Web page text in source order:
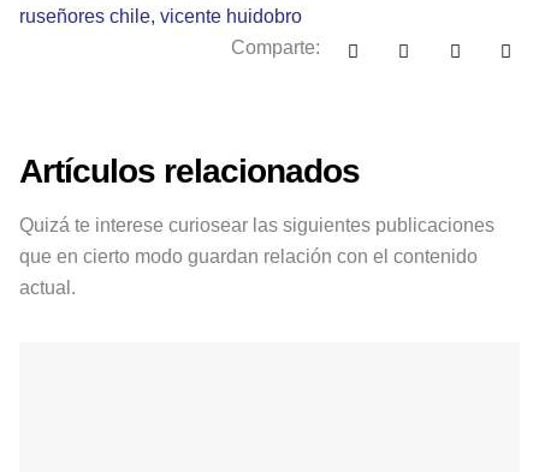
ruseñores chile, vicente huidobro
Comparte:
Artículos relacionados
Quizá te interese curiosear las siguientes publicaciones
que en cierto modo guardan relación con el contenido
actual.